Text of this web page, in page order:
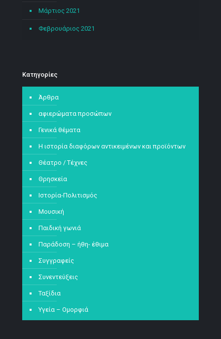
Μάρτιος 2021
Φεβρουάριος 2021
Kατηγορίες
Άρθρα
αφιερώματα προσώπων
Γενικά θέματα
Η ιστορία διαφόρων αντικειμένων και προϊόντων
Θέατρο / Τέχνες
Θρησκεία
Ιστορία-Πολιτισμός
Μουσική
Παιδική γωνιά
Παράδοση – ήθη- έθιμα
Συγγραφείς
Συνεντεύξεις
Ταξίδια
Υγεία – Ομορφιά